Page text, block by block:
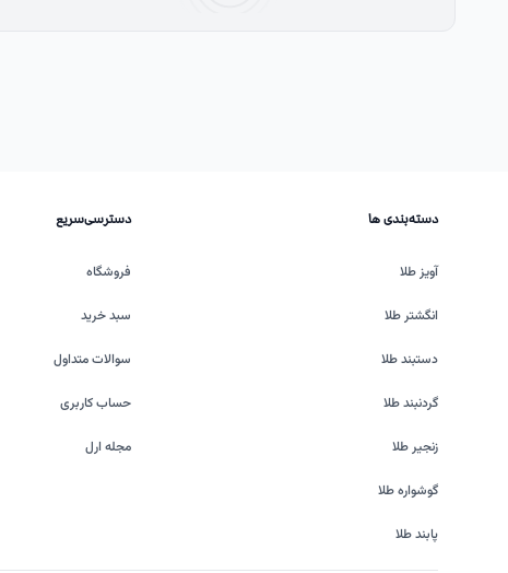
دسته‌بندی ها
آویز طلا
انگشتر طلا
دستبند طلا
گردنبند طلا
زنجیر طلا
گوشواره طلا
پابند طلا
دسترسی‌سریع
فروشگاه
سبد خرید
سوالات متداول
حساب کاربری
مجله ارل